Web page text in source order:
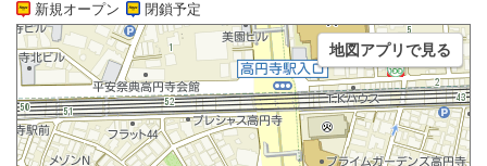
新規オープン 閉鎖予定
地図アプリで見る